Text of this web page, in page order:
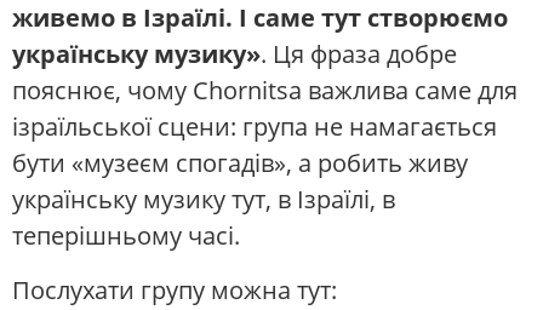
живемо в Ізраїлі. І саме тут створюємо
українську музику». Ця фраза добре
пояснює, чому Chornitsa важлива саме для
ізраїльської сцени: група не намагається
бути «музеєм спогадів», а робить живу
українську музику тут, в Ізраїлі, в
теперішньому часі.
Послухати групу можна тут: